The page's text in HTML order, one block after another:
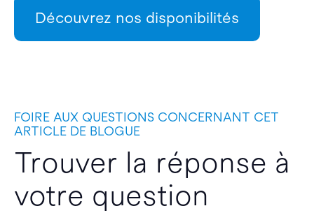
Découvrez nos disponibilités
FOIRE AUX QUESTIONS CONCERNANT CET
ARTICLE DE BLOGUE
Trouver la réponse à
votre question